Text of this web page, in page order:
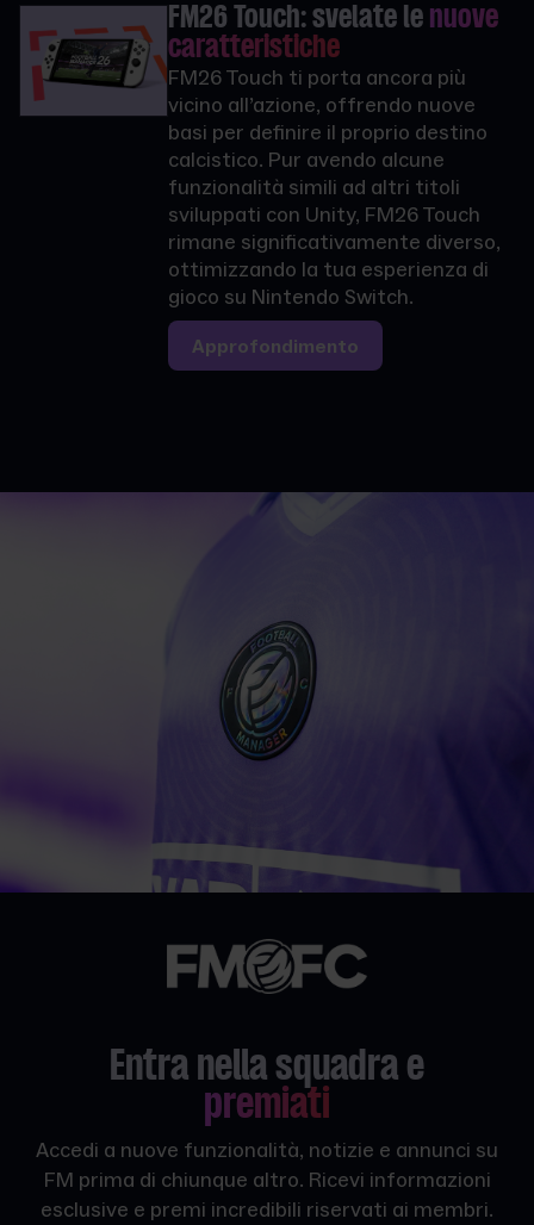
FM26 Touch: svelate le nuove
caratteristiche
FM26 Touch ti porta ancora più
vicino all’azione, offrendo nuove
basi per definire il proprio destino
calcistico. Pur avendo alcune
funzionalità simili ad altri titoli
sviluppati con Unity, FM26 Touch
rimane significativamente diverso,
ottimizzando la tua esperienza di
gioco su Nintendo Switch.
Approfondimento
Entra nella squadra e
premiati
Accedi a nuove funzionalità, notizie e annunci su
FM prima di chiunque altro. Ricevi informazioni
esclusive e premi incredibili riservati ai membri.